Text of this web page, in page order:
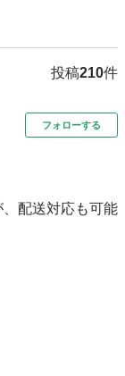
投稿210件
フォローする
配送対応も可能